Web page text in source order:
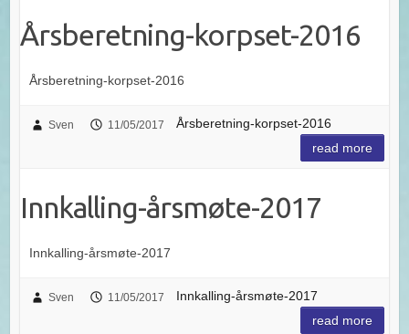
Årsberetning-korpset-2016
Årsberetning-korpset-2016
Sven 11/05/2017
Årsberetning-korpset-2016
read more
Innkalling-årsmøte-2017
Innkalling-årsmøte-2017
Sven 11/05/2017
Innkalling-årsmøte-2017
read more